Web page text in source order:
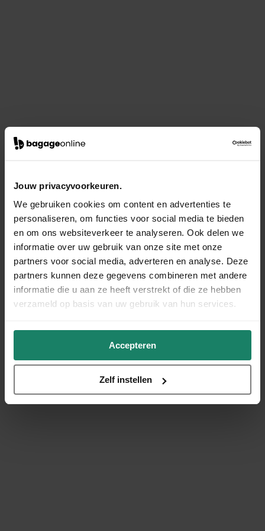
Jouw privacyvoorkeuren.
We gebruiken cookies om content en advertenties te
personaliseren, om functies voor social media te bieden
en om ons websiteverkeer te analyseren. Ook delen we
informatie over uw gebruik van onze site met onze
partners voor social media, adverteren en analyse. Deze
partners kunnen deze gegevens combineren met andere
informatie die u aan ze heeft verstrekt of die ze hebben
verzameld op basis van uw gebruik van hun services.
Accepteren
Zelf instellen